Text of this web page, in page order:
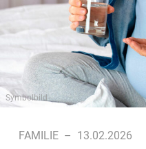
Symbolbild
FAMILIE – 13.02.2026